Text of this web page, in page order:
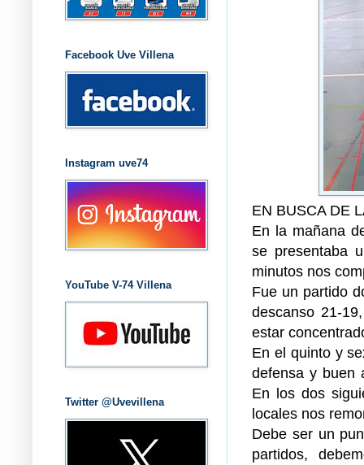
EN BUSCA DE
En la mañana
se presentaba
minutos nos
Fue un partido
descanso 21-
estar
En el quinto y
defensa y buen
En los dos
locales nos
Debe ser un
partidos,
Facebook Uve Villena
Instagram uve74
YouTube V-74 Villena
Twitter @Uvevillena